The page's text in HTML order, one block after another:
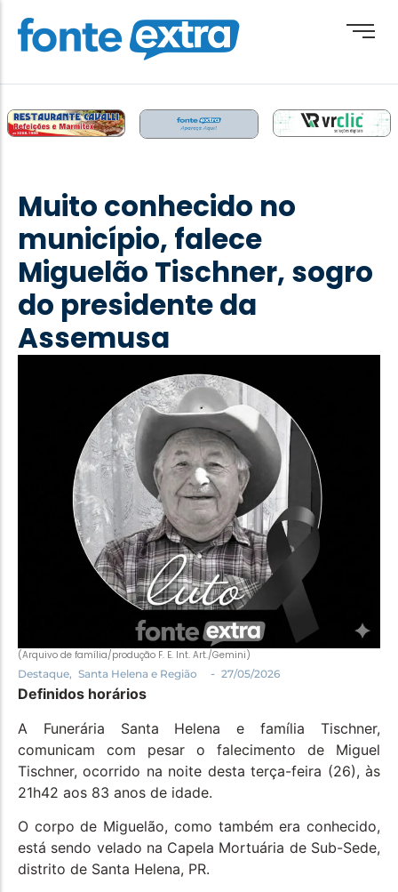
Destaque
Esporte
Geral
Obituário
Paraguai
Santa Helena e Região
Saúde e Bem-Estar
Muito conhecido no
município, falece
Miguelão Tischner, sogro
do presidente da
Assemusa
(Arquivo de família/produção F. E. Int. Art./Gemini)
Destaque, Santa Helena e Região - 27/05/2026
Definidos horários
A Funerária Santa Helena e família Tischner,
comunicam com pesar o falecimento de Miguel
Tischner, ocorrido na noite desta terça-feira (26), às
21h42 aos 83 anos de idade.
O corpo de Miguelão, como também era conhecido,
está sendo velado na Capela Mortuária de Sub-Sede,
distrito de Santa Helena, PR.